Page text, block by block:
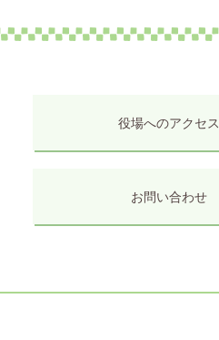
役場へのアクセス
お問い合わせ